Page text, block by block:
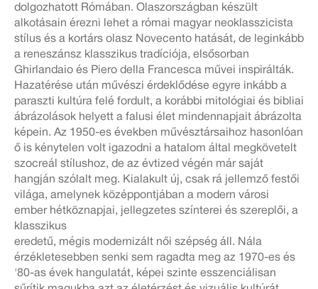
dolgozhatott Rómában. Olaszországban készült
alkotásain érezni lehet a római magyar neoklasszicista
stílus és a kortárs olasz Novecento hatását, de leginkább
a reneszánsz klasszikus tradíciója, elsősorban
Ghirlandaio és Piero della Francesca művei inspirálták.
Hazatérése után művészi érdeklődése egyre inkább a
paraszti kultúra felé fordult, a korábbi mitológiai és bibliai
ábrázolások helyett a falusi élet mindennapjait ábrázolta
képein. Az 1950-es években művésztársaihoz hasonlóan
ő is kénytelen volt igazodni a hatalom által megkövetelt
szocreál stílushoz, de az évtized végén már saját
hangján szólalt meg. Kialakult új, csak rá jellemző festői
világa, amelynek középpontjában a modern városi
ember hétköznapjai, jellegzetes színterei és szereplői, a
klasszikus
eredetű, mégis modernizált női szépség áll. Nála
érzékletesebben senki sem ragadta meg az 1970-es és
'80-as évek hangulatát, képei szinte esszenciálisan